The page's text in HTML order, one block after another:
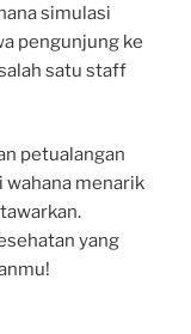
simulasi
pengunjung ke
satu staff
petualangan
wahana menarik
yang